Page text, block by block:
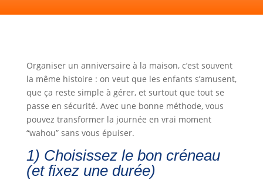
Organiser un anniversaire à la maison, c’est souvent
la même histoire : on veut que les enfants s’amusent,
que ça reste simple à gérer, et surtout que tout se
passe en sécurité. Avec une bonne méthode, vous
pouvez transformer la journée en vrai moment
“wahou” sans vous épuiser.
1) Choisissez le bon créneau
(et fixez une durée)